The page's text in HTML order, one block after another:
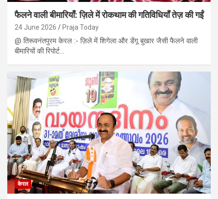
फैलने वाली बीमारियाँ: ज़िले में रोकथाम की गतिविधियाँ तेज़ की गईं
24 June 2026 Praja Today
@ तिरूवनंतपुरम केरल :- ज़िले में शिगेला और डेंगू बुखार जैसी फैलने वाली
बीमारियों की रिपोर्ट…
केरल